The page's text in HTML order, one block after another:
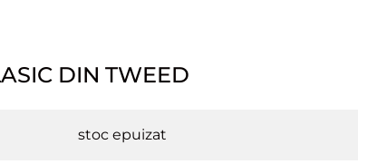
DIN TWEED
stoc epuizat